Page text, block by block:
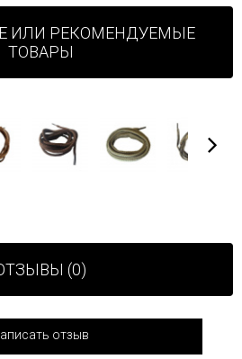
ИЛИ РЕКОМЕНДУЕМЫЕ
ТОВАРЫ
(0)
отзыв